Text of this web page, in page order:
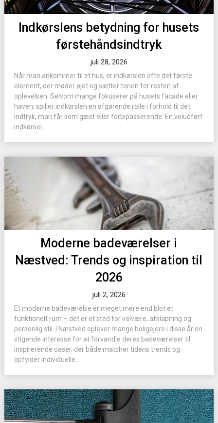
Indkørslens betydning for husets
førstehåndsindtryk
juli 28, 2026
Når man ankommer til et hus, er indkørslen ofte det første
element, der møder øjet og sætter tonen for resten af
oplevelsen. Selvom mange fokuserer på husets facade eller
haven, spiller indkørslen en afgørende rolle i forhold til det
indtryk, man får som gæst eller forbipasserende. En veludført
indkørsel...
Moderne badeværelser i
Næstved: Trends og inspiration til
2026
juli 2, 2026
Et moderne badeværelse er meget mere end blot et
funktionelt rum – det er et sted for velvære, afslapning og
personlig stil. I Næstved oplever mange boligejere i disse år en
stigende interesse for at forvandle deres badeværelser til
inspirerende oaser, der både matcher tidens trends og
opfylder individuelle...